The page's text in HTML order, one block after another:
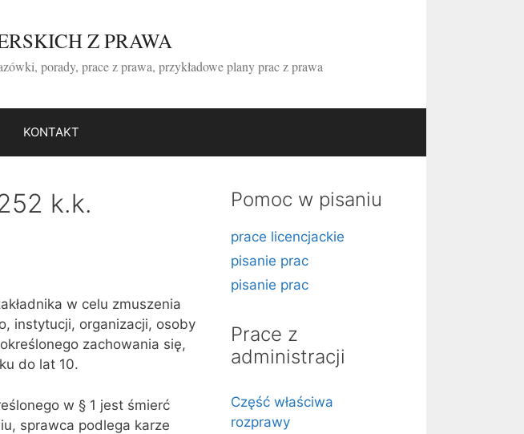
Z PRAWA
porady, prace z prawa, przykładowe plany prac z prawa
KONTAKT
k.k.
w celu zmuszenia
instytucji, organizacji, osoby
zachowania się,
do lat 10.
w § 1 jest śmierć
sprawca podlega karze
Pomoc w pisaniu
prace licencjackie
pisanie prac
pisanie prac
Prace z
administracji
Część właściwa
rozprawy